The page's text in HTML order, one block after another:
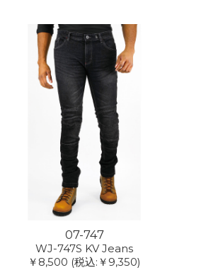
07-747
WJ-747S KV Jeans
￥8,500 (税込:￥9,350)